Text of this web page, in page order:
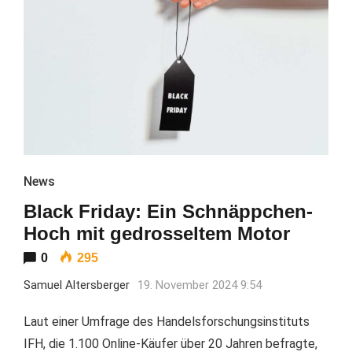
News
Black Friday: Ein Schnäppchen-
Hoch mit gedrosseltem Motor
0 295
Samuel Altersberger 19. November 2024 9:54
Laut einer Umfrage des Handelsforschungsinstituts
IFH, die 1.100 Online-Käufer über 20 Jahren befragte,